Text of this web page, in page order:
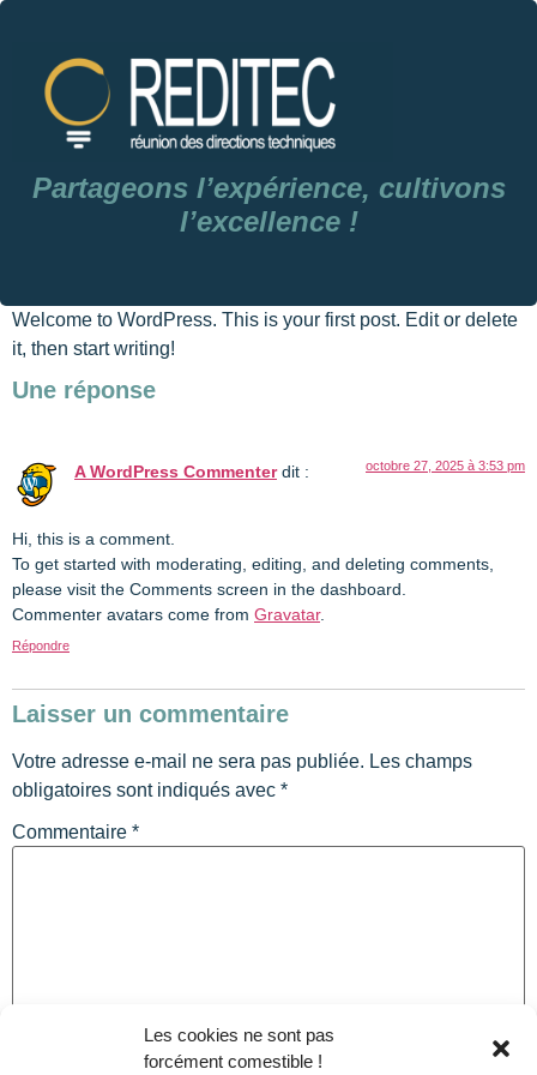
Les cookies ne sont pas
forcément comestible !
Partageons l’expérience, cultivons
l’excellence !
Welcome to WordPress. This is your first post. Edit or delete
it, then start writing!
Une réponse
A WordPress Commenter dit : octobre 27, 2025 à 3:53 pm
Hi, this is a comment.
To get started with moderating, editing, and deleting comments,
please visit the Comments screen in the dashboard.
Commenter avatars come from Gravatar.
Répondre
Laisser un commentaire
Votre adresse e-mail ne sera pas publiée. Les champs
obligatoires sont indiqués avec *
Commentaire *